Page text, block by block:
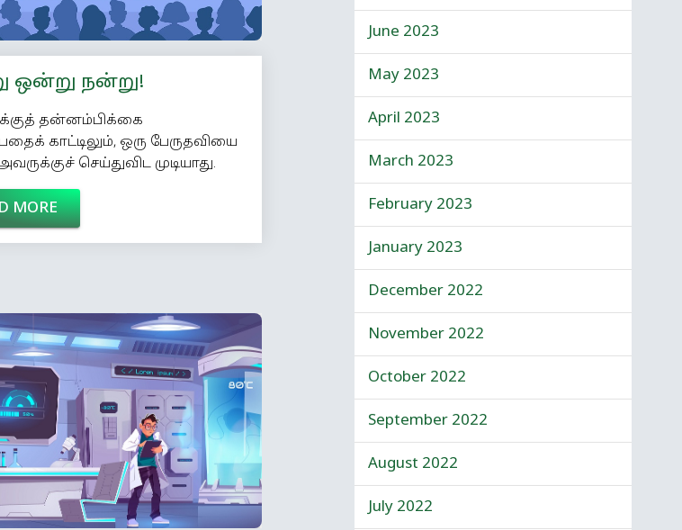
ஒன்று நன்று!
தன்னம்பிக்கை
காட்டிலும், ஒரு பேருதவியை
செய்துவிட முடியாது.
MORE
June 2023
May 2023
April 2023
March 2023
February 2023
January 2023
December 2022
November 2022
October 2022
September 2022
August 2022
July 2022